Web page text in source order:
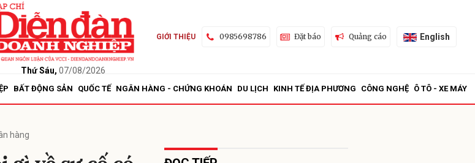
Thứ Sáu, 07/08/2026
GIỚI THIỆU 0985698786 Đặt báo Quảng cáo English
BẤT ĐỘNG SẢN QUỐC TẾ NGÂN HÀNG - CHỨNG KHOÁN DU LỊCH KINH TẾ ĐỊA PHƯƠNG CÔNG NGHỆ Ô TÔ - XE MÁY
hàng